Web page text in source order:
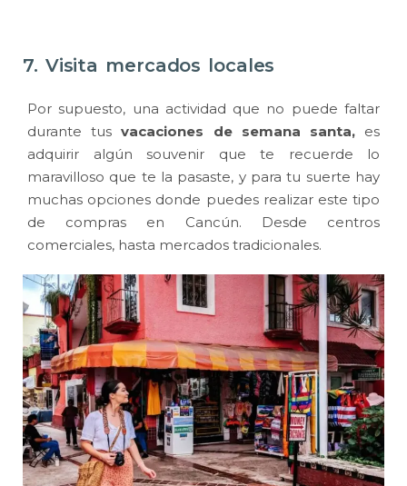
7. Visita mercados locales
Por supuesto, una actividad que no puede faltar
durante tusvacaciones de semana santa,es
adquirir algún souvenir que te recuerde lo
maravilloso que te la pasaste, y para tu suerte hay
muchas opciones donde puedes realizar este tipo
de compras en Cancún. Desde centros
comerciales, hasta mercados tradicionales.